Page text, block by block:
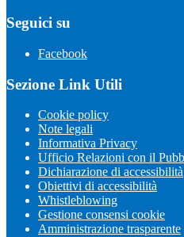
Seguici su
Facebook
Sezione Link Utili
Cookie policy
Note legali
Informativa Privacy
Ufficio Relazioni con il
Dichiarazione di accessibilità
Obiettivi di accessibilità
Whistleblowing
Gestione consensi cookie
Amministrazione trasparente